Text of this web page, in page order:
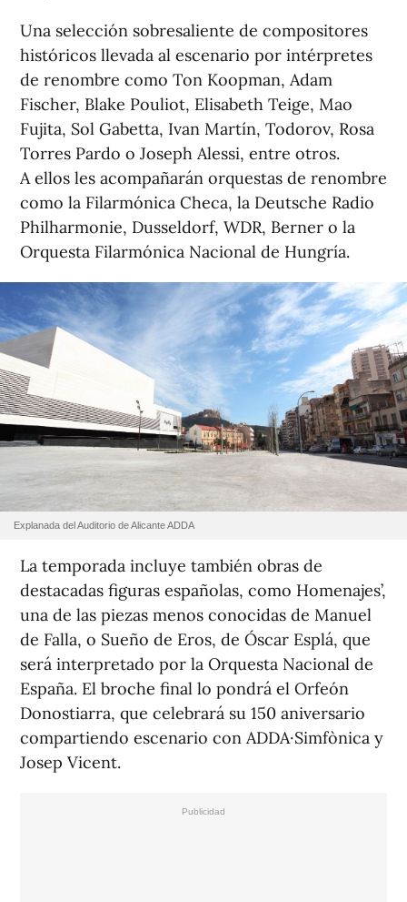
Una selección sobresaliente de compositores
históricos llevada al escenario por intérpretes
de renombre como Ton Koopman, Adam
Fischer, Blake Pouliot, Elisabeth Teige, Mao
Fujita, Sol Gabetta, Ivan Martín, Todorov, Rosa
Torres Pardo o Joseph Alessi, entre otros.
A ellos les acompañarán orquestas de renombre
como la Filarmónica Checa, la Deutsche Radio
Philharmonie, Dusseldorf, WDR, Berner o la
Orquesta Filarmónica Nacional de Hungría.
Explanada del Auditorio de Alicante ADDA
La temporada incluye también obras de
destacadas figuras españolas, como Homenajes’,
una de las piezas menos conocidas de Manuel
de Falla, o Sueño de Eros, de Óscar Esplá, que
será interpretado por la Orquesta Nacional de
España. El broche final lo pondrá el Orfeón
Donostiarra, que celebrará su 150 aniversario
compartiendo escenario con ADDA·Simfònica y
Josep Vicent.